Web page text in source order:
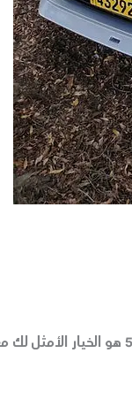
إذا كنت تبحث عن وسيلة سهلة وسريعة للحجز، فإن الرقم 55819011 هو الخيار